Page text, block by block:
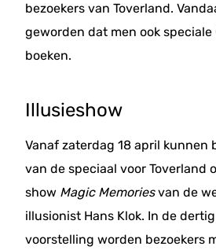
bezoekers van Toverland.
geworden dat men ook speciale
boeken.
Illusieshow
Vanaf zaterdag 18 april kunnen
van de speciaal voor Toverland
show Magic Memoriesvan de
illusionist Hans Klok. In de
voorstelling worden bezoekers